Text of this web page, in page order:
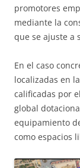
promotores
mediante la
que se ajuste a
En el caso
localizadas en
calificadas por
global
equipamiento
como espacios